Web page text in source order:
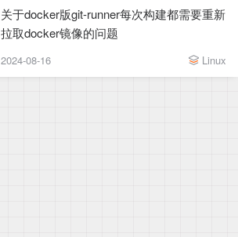
关于docker版git-runner每次构建都需要重新
拉取docker镜像的问题
2024-08-16 Linux